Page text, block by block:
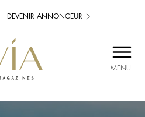
MENU
DEVENIR ANNONCEUR